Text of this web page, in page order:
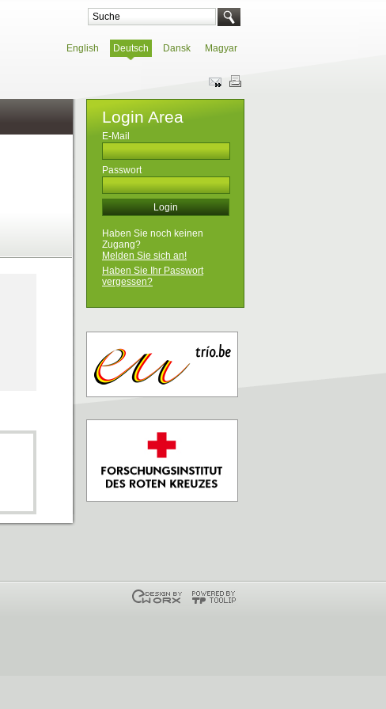
English Deutsch Dansk Magyar
Login Area
E-Mail
Passwort
Haben Sie noch keinen
Zugang?
Melden Sie sich an!
Haben Sie Ihr Passwort
vergessen?